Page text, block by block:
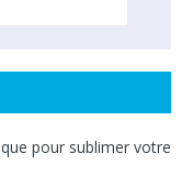
pour sublimer votre